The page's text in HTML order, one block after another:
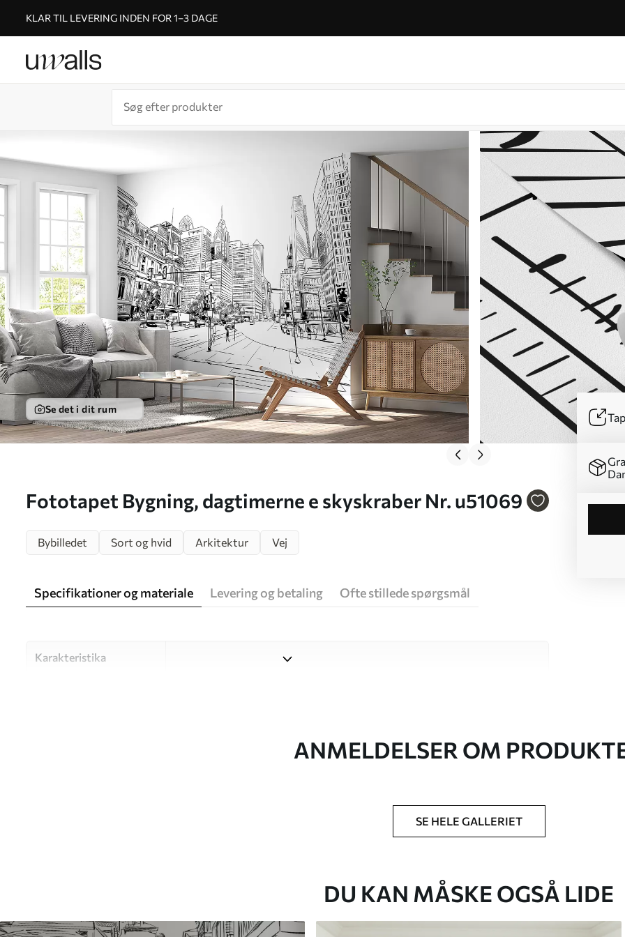
KLAR TIL LEVERING INDEN FOR 1–3 DAGE
Se det i dit rum
Fototapet Bygning, dagtimerne e skyskraber Nr. u51069
Bybilledet Sort og hvid Arkitektur Vej
Specifikationer og materiale Levering og betaling Ofte stillede spørgsmål
Karakteristika
Billedet printes i den størrelse, du har angivet, og skæres i identiske
kan rengøres med vand.
ANMELDELSER OM
SE HELE GALLERIET
DU KAN MÅSKE OGSÅ LIDE